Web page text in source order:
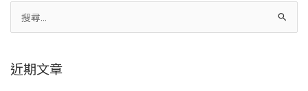
尋
鍵
近期文章